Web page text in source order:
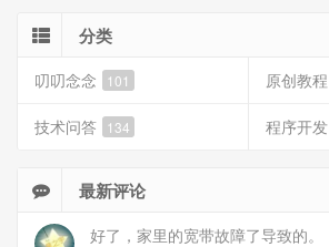
分类
叨叨念念 101 原创教程
技术问答 134 程序开发
最新评论
好了，家里的宽带故障了导致的。